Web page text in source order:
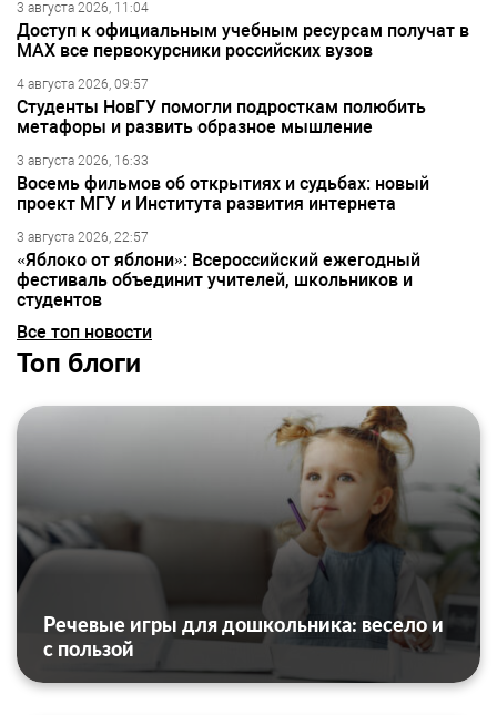
3 августа 2026, 11:04
Доступ к официальным учебным ресурсам получат в
МАХ все первокурсники российских вузов
4 августа 2026, 09:57
Студенты НовГУ помогли подросткам полюбить
метафоры и развить образное мышление
3 августа 2026, 16:33
Восемь фильмов об открытиях и судьбах: новый
проект МГУ и Института развития интернета
3 августа 2026, 22:57
«Яблоко от яблони»: Всероссийский ежегодный
фестиваль объединит учителей, школьников и
студентов
Все топ новости
Топ блоги
Речевые игры для дошкольника: весело и
с пользой